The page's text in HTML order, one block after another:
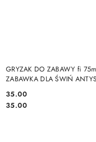
GRYZAK DO ZABAWY fi
ZABAWKA DLA ŚWIŃ
Cena:
35.00
Cena:
35.00